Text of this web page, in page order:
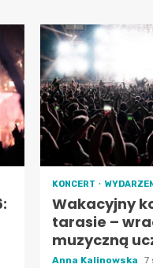
KONCERT
Wakacyjny
tarasie –
muzyczną
Anna Kalinowska 7